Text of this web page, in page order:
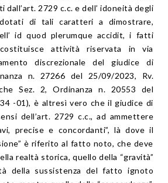
dall’art. 2729 c.c. e dell’ idoneità degli
di tali caratteri a dimostrare,
id quod plerumque accidit, i fatti
attività riservata in via
discrezionale del giudice di
n. 27266 del 25/09/2023, Rv.
Sez. 2, Ordinanza n. 20553 del
-01), è altresì vero che il giudice di
dell’art. 2729 c.c., ad ammettere
precise e concordanti”, là dove il
è riferito al fatto noto, che deve
realtà storica, quello della “gravità”
della sussistenza del fatto ignoto